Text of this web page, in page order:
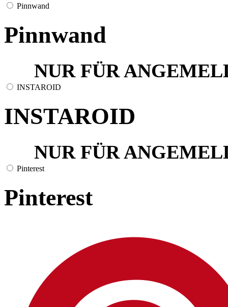
Pinnwand
Pinnwand
NUR FÜR
INSTAROID
INSTAROID
NUR FÜR
Pinterest
Pinterest